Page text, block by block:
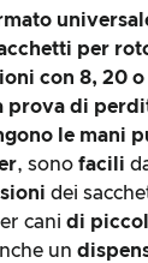
prestazioni
per
con 8, 20
prova di
le mani
, sono facili
dei
cani di
un